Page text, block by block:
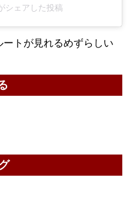
シェアした投稿
トが見れるめずらしい